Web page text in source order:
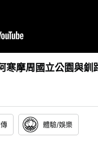
寒摩周國立公園與
體驗/娛樂